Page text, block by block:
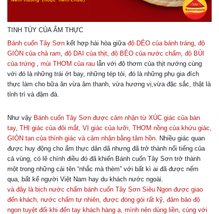
TINH TÚY CỦA ẨM THỰC
Bánh cuốn Tây Sơn kết hợp hài hòa giữa độ DẺO của bánh tráng độ
GIÒN của chả ram độ DAI của thịt độ BÉO của nước chấm độ BÙI
của trứng
mùi THƠM của rau lẫn với độ thơm của thịt nướng cùng
với đó là những trái ớt bay, những tép tỏi, đó là những phụ gia đích
thực làm cho bữa ăn vừa âm thanh, vừa hương vị,vừa đặc sắc, thật là
tỉnh trí và đậm đà.
Như vậy Bánh cuốn Tây Sơn được cảm nhận từ XÚC giác của bàn
tay, THỊ giác của đôi mắt, VỊ giác của lưỡi, THƠM nồng của khứu giác,
GIÒN tan của thính giác và cảm nhận bằng tâm hồn . Nhiều giác quan
được huy động cho ẩm thực dân dã nhưng đã trở thành nổi tiếng của
cả vùng, có lẽ chính điều đó đã khiến Bánh cuốn Tây Sơn trở thành
một trong những cái tên “nhắc mà thèm” với bất kì ai đã được nếm
qua, bất kể người Việt Nam hay du khách nước ngoài.
và đây là bịch nước chấm bánh cuốn Tây Sơn Siêu Ngon được giao
đến khách, nước chấm tự nhiên, được đóng gói rất kỹ, đảm bảo độ
ngon tuyệt đối khi đến tay khách hàng ạ, mình nên dùng liền, cùng với